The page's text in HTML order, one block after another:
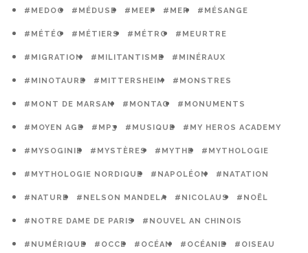
#MEDOC #MÉDUSE #MEEF #MER #MÉSANGE
#MÉTÉO #MÉTIERS #MÉTRO #MEURTRE
#MIGRATION #MILITANTISME #MINÉRAUX
#MINOTAURE #MITTERSHEIM #MONSTRES
#MONT DE MARSAN #MONTAG #MONUMENTS
#MOYEN AGE #MP3 #MUSIQUE #MY HEROS ACADEMY
#MYSOGINIE #MYSTÈRES #MYTHE #MYTHOLOGIE
#MYTHOLOGIE NORDIQUE #NAPOLÉON #NATATION
#NATURE #NELSON MANDELA #NICOLAUS #NOËL
#NOTRE DAME DE PARIS #NOUVEL AN CHINOIS
#NUMÉRIQUE #OCCE #OCÉAN #OCÉANIE #OISEAU